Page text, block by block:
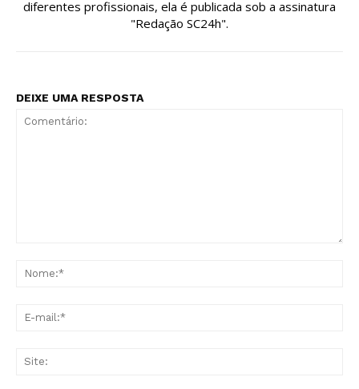
diferentes profissionais, ela é publicada sob a assinatura
"Redação SC24h".
DEIXE UMA RESPOSTA